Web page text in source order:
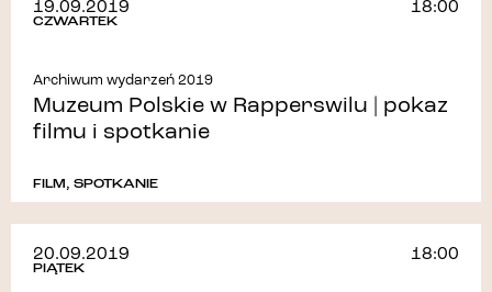
19.09.2019
CZWARTEK
18:00
Archiwum wydarzeń 2019
Muzeum Polskie w Rapperswilu | pokaz
filmu i spotkanie
FILM, SPOTKANIE
20.09.2019
PIĄTEK
18:00